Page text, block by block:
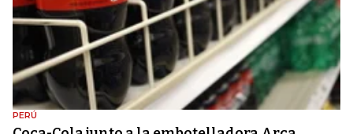
PERÚ